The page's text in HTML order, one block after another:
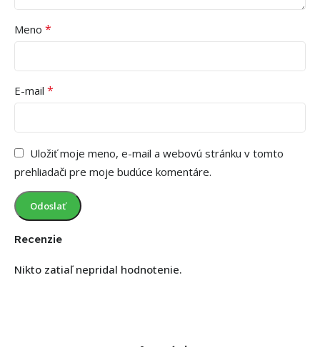
Recenzie
Nikto zatiaľ nepridal hodnotenie.
Meno *
E-mail *
Uložiť moje meno, e-mail a webovú stránku v tomto
prehliadači pre moje budúce komentáre.